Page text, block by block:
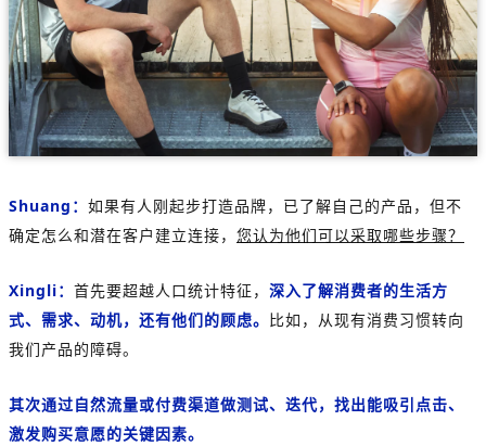
Shuang： 如果有人刚起步打造品牌，已了解自己的产品，但不
确定怎么和潜在客户建立连接， 您认为他们可以采取哪些步骤？
Xingli： 首先要超越人口统计特征， 深入了解消费者的生活方
式、需求、动机，还有他们的顾虑。 比如，从现有消费习惯转向
我们产品的障碍。
其次通过自然流量或付费渠道做测试、迭代，找出能吸引点击、
激发购买意愿的关键因素。